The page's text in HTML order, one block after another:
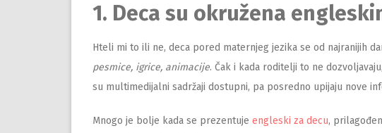
1. Deca su okružena
Hteli mi to ili ne, deca pored maternjeg jezika se od najranijih
pesmice, igrice, animacije. Čak i kada roditelji to ne
su multimedijalni sadržaji dostupni, pa posredno upijaju nove
Mnogo je bolje kada se prezentuje engleski za decu,